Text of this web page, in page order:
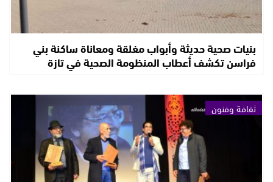
بنيات صحية حديثة وأبواب مغلقة ومعاناة ساكنة بني
فراسن تكشف أعطاب المنظومة الصحية في تازة
ثقافة وفنون